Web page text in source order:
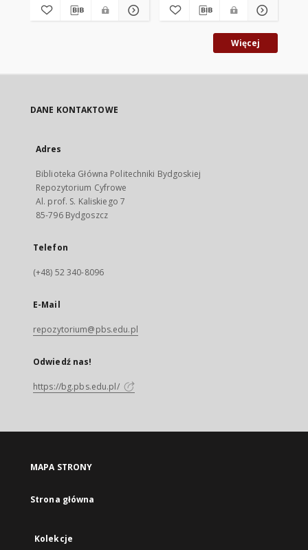
Więcej
DANE KONTAKTOWE
Adres
Biblioteka Główna Politechniki Bydgoskiej
Repozytorium Cyfrowe
Al. prof. S. Kaliskiego 7
85-796 Bydgoszcz
Telefon
(+48) 52 340-8096
E-Mail
repozytorium@pbs.edu.pl
Odwiedź nas!
https://bg.pbs.edu.pl/
MAPA STRONY
Strona główna
Kolekcje